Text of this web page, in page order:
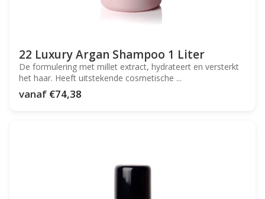
22 Luxury Argan Shampoo 1 Liter
De formulering met millet extract, hydrateert en versterkt
het haar. Heeft uitstekende cosmetische ...
vanaf €74,38